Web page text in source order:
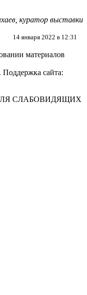
куратор выставки
14 января 2022 в 12:31
материалов
Поддержка сайта:
СЛАБОВИДЯЩИХ